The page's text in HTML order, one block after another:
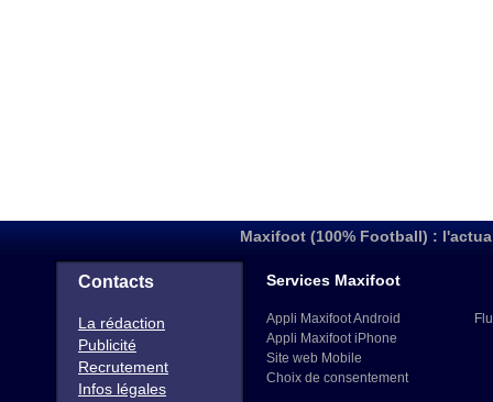
Maxifoot (100% Football) :
Contacts
La rédaction
Publicité
Recrutement
Infos légales
Services Maxifoot
Appli Maxifoot Android
Appli Maxifoot iPhone
Site web Mobile
Choix de consentement